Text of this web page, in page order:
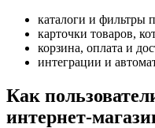
каталоги и фильтры
карточки товаров,
корзина, оплата и
интеграции и
Как
интернет-